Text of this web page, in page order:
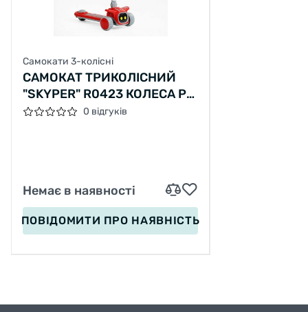
Самокати 3-колісні
САМОКАТ ТРИКОЛІСНИЙ
"SKYPER" R0423 КОЛЕСА PU
125Х40ММ ЗІ СВІТЛОМ,
0 відгуків
Немає в наявності
ПОВІДОМИТИ ПРО НАЯВНІСТЬ